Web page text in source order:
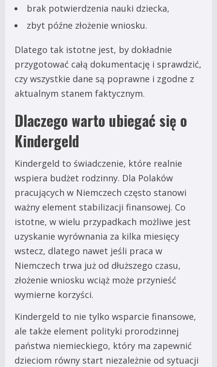
brak potwierdzenia nauki dziecka,
zbyt późne złożenie wniosku.
Dlatego tak istotne jest, by dokładnie
przygotować całą dokumentację i sprawdzić,
czy wszystkie dane są poprawne i zgodne z
aktualnym stanem faktycznym.
Dlaczego warto ubiegać się o
Kindergeld
Kindergeld to świadczenie, które realnie
wspiera budżet rodzinny. Dla Polaków
pracujących w Niemczech często stanowi
ważny element stabilizacji finansowej. Co
istotne, w wielu przypadkach możliwe jest
uzyskanie wyrównania za kilka miesięcy
wstecz, dlatego nawet jeśli praca w
Niemczech trwa już od dłuższego czasu,
złożenie wniosku wciąż może przynieść
wymierne korzyści.
Kindergeld to nie tylko wsparcie finansowe,
ale także element polityki prorodzinnej
państwa niemieckiego, który ma zapewnić
dzieciom równy start niezależnie od sytuacji